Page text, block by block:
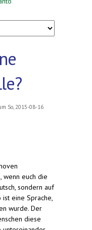
So, 2015-08-16
wenn euch die
sondern auf
eine Sprache,
wurde. Der
diese